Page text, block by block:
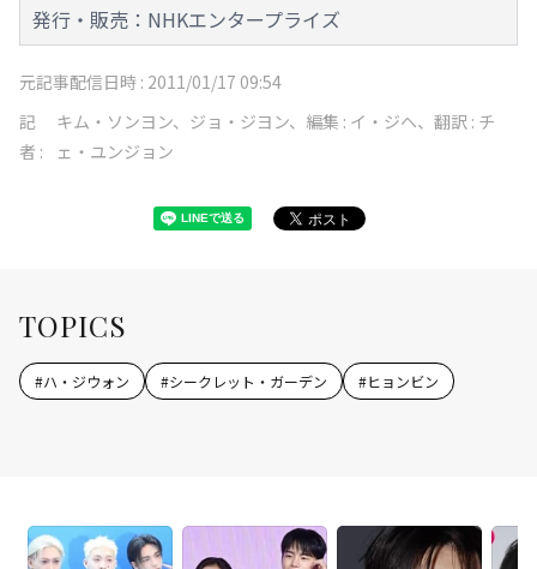
発行・販売：NHKエンタープライズ
元記事配信日時 : 2011/01/17 09:54
記
者 :
キム・ソンヨン、ジョ・ジヨン、編集 : イ・ジヘ、翻訳 : チ
ェ・ユンジョン
TOPICS
#ハ・ジウォン #シークレット・ガーデン #ヒョンビン